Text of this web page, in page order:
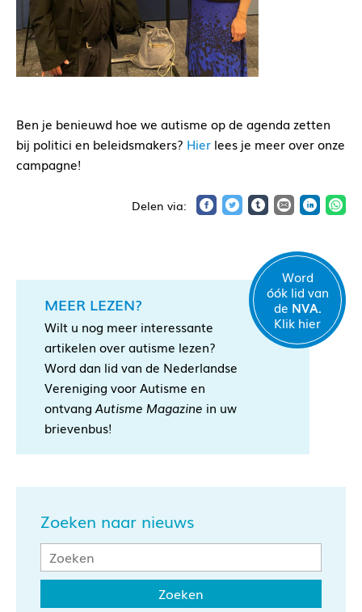
Ben je benieuwd hoe we autisme op de agenda zetten
bij politici en beleidsmakers? Hier lees je meer over onze
campagne!
MEER LEZEN?
Wilt u nog meer interessante
artikelen over autisme lezen?
Word dan lid van de Nederlandse
Vereniging voor Autisme en
ontvang Autisme Magazine in uw
brievenbus!
Word
óók lid van
de NVA.
Klik hier
Zoeken naar nieuws